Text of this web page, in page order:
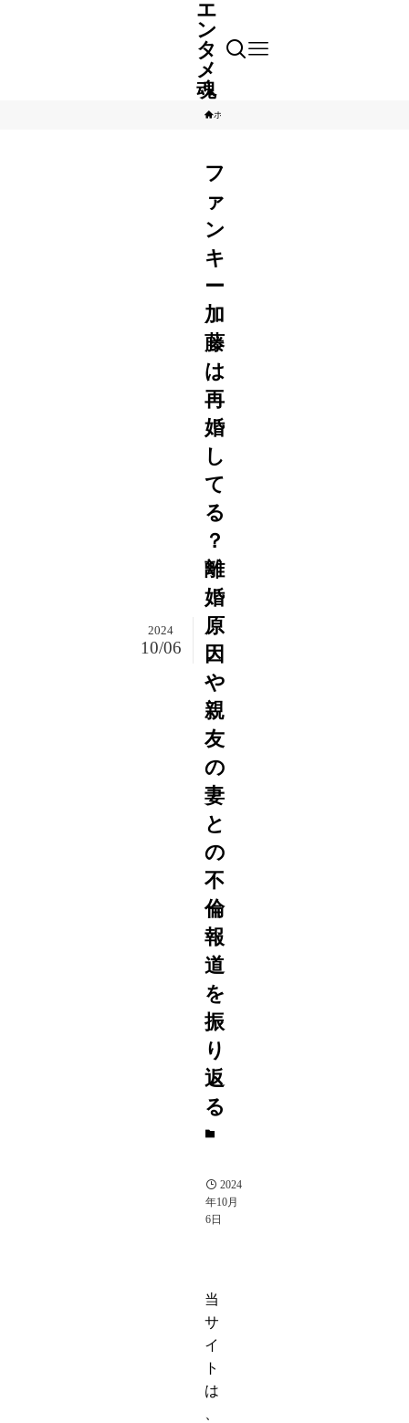
エ
ン
タ
メ
魂
ホーム
フ
ァ
ン
キ
ー
加
藤
は
再
婚
し
て
る
？
離
婚
原
因
や
親
友
の
妻
と
の
不
倫
報
道
を
振
り
返
る
2024
10/06
2024
年10月
6日
当
サ
イ
ト
は